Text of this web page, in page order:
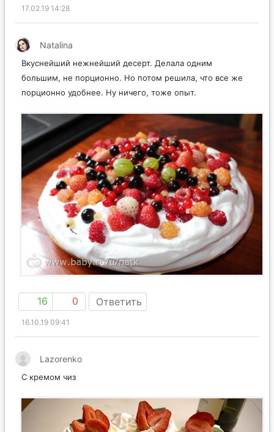
17.02.19 14:28
Natalina
Вкуснейший нежнейший десерт. Делала одним
большим, не порционно. Но потом решила, что все же
порционно удобнее. Ну ничего, тоже опыт.
16 0 Ответить
16.10.19 09:41
Lazorenko
С кремом чиз